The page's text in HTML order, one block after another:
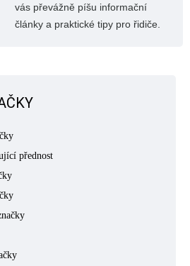
vás převážně píšu informační
články a praktické tipy pro řidiče.
přednost